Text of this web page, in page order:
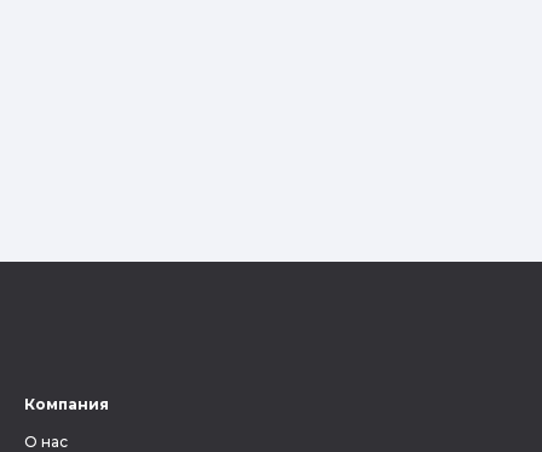
Компания
О нас